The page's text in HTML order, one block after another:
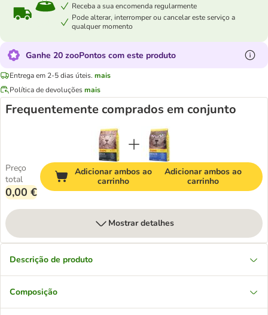
Receba a sua encomenda regularmente
Pode alterar, interromper ou cancelar este serviço a
qualquer momento
Ganhe 20 zooPontos com este produto
Entrega em 2-5 dias úteis. mais
Política de devoluçõesmais
Frequentemente comprados em conjunto
Preço
total
0,00 €
Adicionar ambos ao
carrinho
Adicionar ambos ao
carrinho
Mostrar detalhes
Descrição de produto
Composição